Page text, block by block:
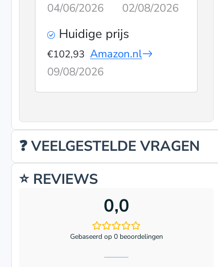
04/06/2026
02/08/2026
Huidige prijs
€102,93 Amazon.nl
09/08/2026
❓ VEELGESTELDE VRAGEN
⭐ REVIEWS
0,0
Gebaseerd op 0 beoordelingen